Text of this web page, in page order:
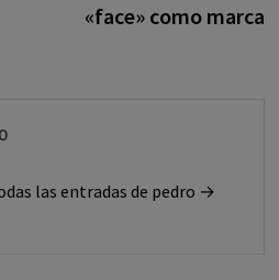
«face» como marca
las entradas de pedro →